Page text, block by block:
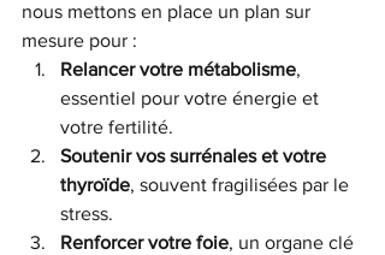
nous mettons en place un plan sur
mesure pour :
Relancer votre métabolisme,
essentiel pour votre énergie et
votre fertilité.
Soutenir vos surrénales et votre
thyroïde, souvent fragilisées par le
stress.
Renforcer votre foie, un organe clé